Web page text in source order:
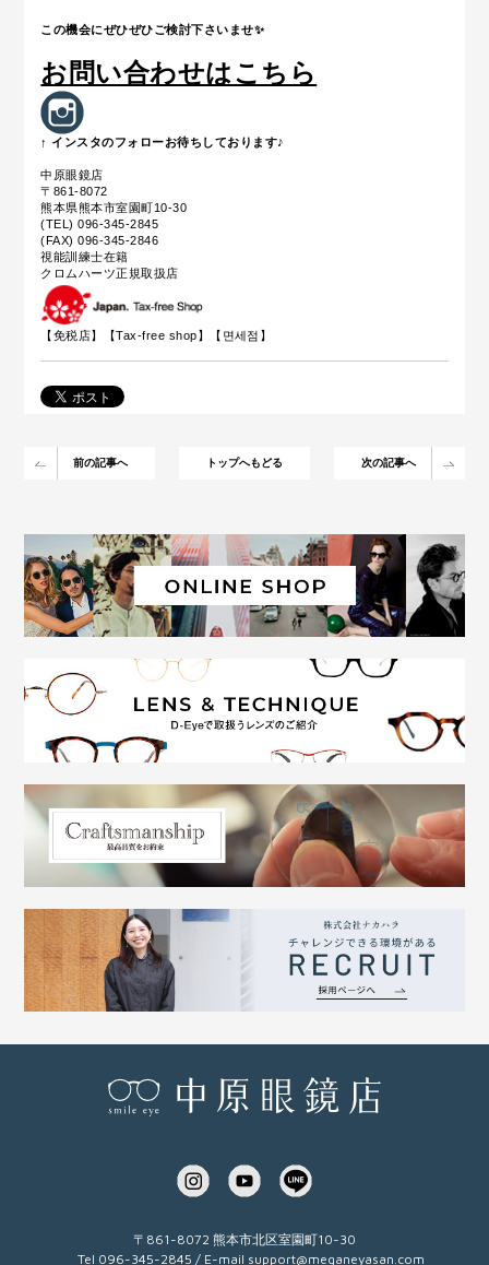
この機会にぜひぜひご検討下さいませ✨
お問い合わせはこちら
↑ インスタのフォローお待ちしております♪
中原眼鏡店
〒861-8072
熊本県熊本市室園町10-30
(TEL) 096-345-2845
(FAX) 096-345-2846
視能訓練士在籍
クロムハーツ正規取扱店
【免税店】【Tax-free shop】【면세점】
前の記事へ トップへもどる 次の記事へ
〒861-8072 熊本市北区室園町10-30
Tel 096-345-2845 / E-mail support@meganeyasan.com